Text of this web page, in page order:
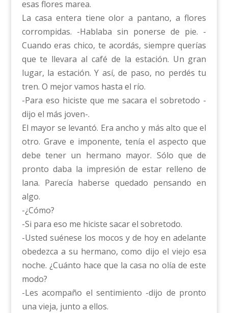
esas flores marea.
La casa entera tiene olor a pantano, a flores
corrompidas. -Hablaba sin ponerse de pie. -
Cuando eras chico, te acordás, siempre querías
que te llevara al café de la estación. Un gran
lugar, la estación. Y así, de paso, no perdés tu
tren. O mejor vamos hasta el río.
-Para eso hiciste que me sacara el sobretodo -
dijo el más joven-.
El mayor se levantó. Era ancho y más alto que el
otro. Grave e imponente, tenía el aspecto que
debe tener un hermano mayor. Sólo que de
pronto daba la impresión de estar relleno de
lana. Parecía haberse quedado pensando en
algo.
-¿Cómo?
-Si para eso me hiciste sacar el sobretodo.
-Usted suénese los mocos y de hoy en adelante
obedezca a su hermano, como dijo el viejo esa
noche. ¿Cuánto hace que la casa no olía de este
modo?
-Les acompaño el sentimiento -dijo de pronto
una vieja, junto a ellos.